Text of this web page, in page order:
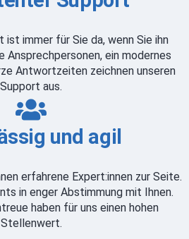
ist immer für Sie da, wenn Sie ihn
Ansprechpersonen, ein modernes
Antwortzeiten zeichnen unseren
Support aus.
und agil
erfahrene Expert:innen zur Seite.
in enger Abstimmung mit Ihnen.
haben für uns einen hohen
Stellenwert.